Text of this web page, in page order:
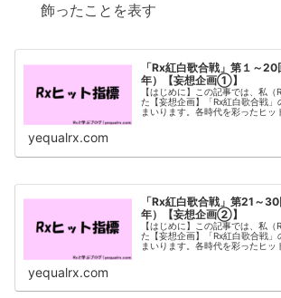
飾ったことを表す
「Rx紅白歌合戦」第１～
年）【妄想企画①】
【はじめに】この記事では、私
た【妄想企画】「Rx紅白歌合戦
まいります。各時代を彩ったヒッ
yequalrx.com
「Rx紅白歌合戦」第21～
年）【妄想企画②】
【はじめに】この記事では、私
た【妄想企画】「Rx紅白歌合戦
まいります。各時代を彩ったヒッ
yequalrx.com